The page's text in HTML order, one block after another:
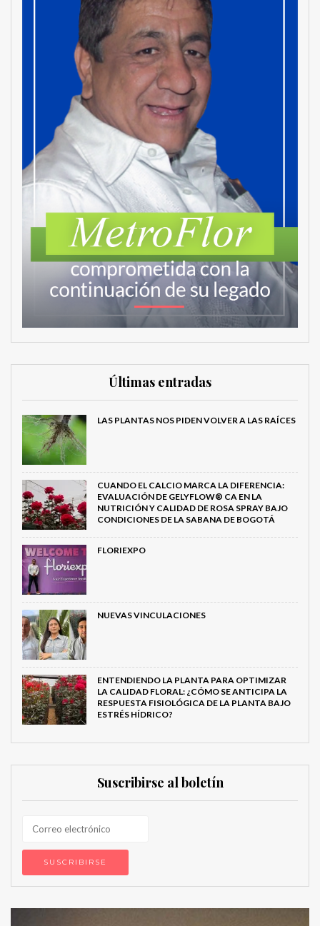
Últimas entradas
LAS PLANTAS NOS PIDEN VOLVER A LAS RAÍCES
CUANDO EL CALCIO MARCA LA DIFERENCIA:
EVALUACIÓN DE GELYFLOW® CA EN LA
NUTRICIÓN Y CALIDAD DE ROSA SPRAY BAJO
CONDICIONES DE LA SABANA DE BOGOTÁ
FLORIEXPO
NUEVAS VINCULACIONES
ENTENDIENDO LA PLANTA PARA OPTIMIZAR
LA CALIDAD FLORAL: ¿CÓMO SE ANTICIPA LA
RESPUESTA FISIOLÓGICA DE LA PLANTA BAJO
ESTRÉS HÍDRICO?
Suscribirse al boletín